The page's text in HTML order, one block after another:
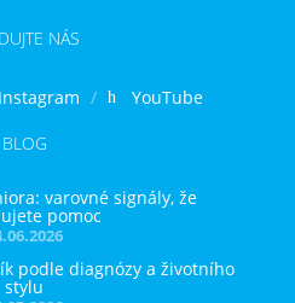
NÁS
Instagram
YouTube
BLOG
varovné signály, že
pomoc
podle diagnózy a životního
stylu